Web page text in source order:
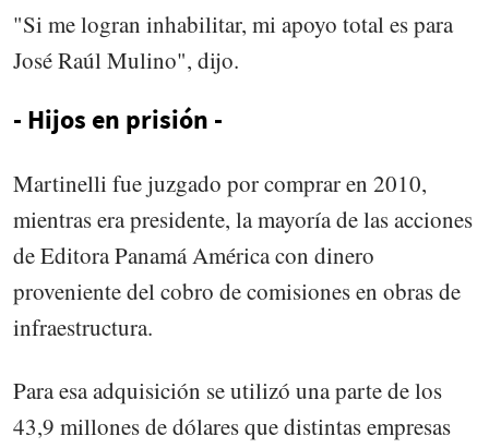
"Si me logran inhabilitar, mi apoyo total es para
José Raúl Mulino", dijo.
- Hijos en prisión -
Martinelli fue juzgado por comprar en 2010,
mientras era presidente, la mayoría de las acciones
de Editora Panamá América con dinero
proveniente del cobro de comisiones en obras de
infraestructura.
Para esa adquisición se utilizó una parte de los
43,9 millones de dólares que distintas empresas